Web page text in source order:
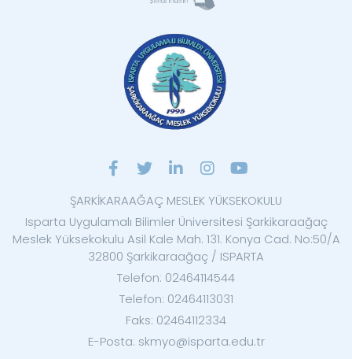
ŞARKİKARAAĞAÇ MESLEK YÜKSEKOKULU
Isparta Uygulamalı Bilimler Üniversitesi Şarkikaraağaç
Meslek Yüksekokulu Asil Kale Mah. 131. Konya Cad. No:50/A
32800 Şarkikaraağaç / ISPARTA
Telefon: 02464114544
Telefon: 02464113031
Faks: 02464112334
E-Posta: skmyo@isparta.edu.tr